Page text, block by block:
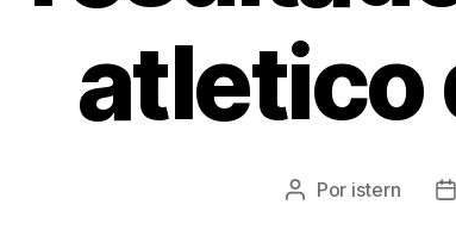
atletico
Autor
Por istern